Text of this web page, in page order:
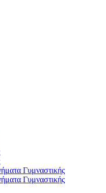
Γυμναστικής
Γυμναστικής